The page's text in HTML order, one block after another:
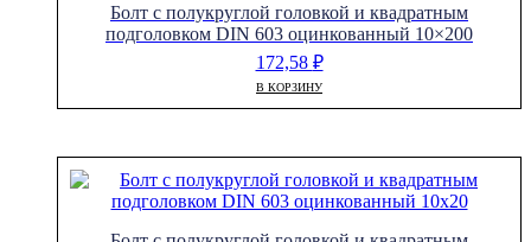
Болт с полукруглой головкой и квадратным
подголовком DIN 603 оцинкованный 10×200
172,58 ₽
В КОРЗИНУ